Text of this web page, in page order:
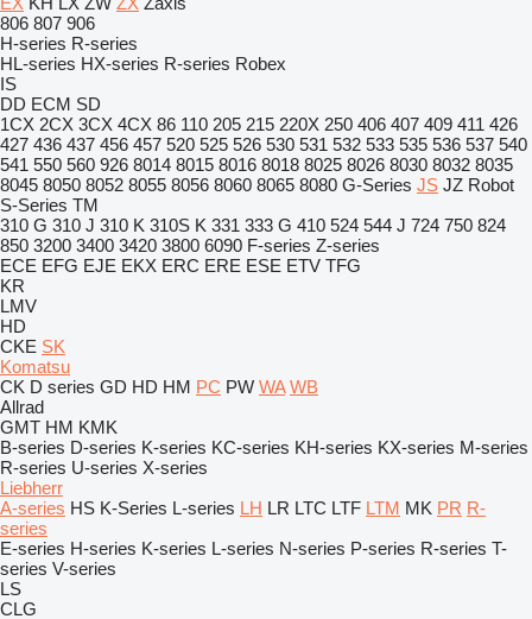
806 807 906
H-series R-series
HL-series HX-series R-series Robex
IS
DD ECM SD
1CX 2CX 3CX 4CX 86 110 205 215 220X 250 406 407 409 411 426
427 436 437 456 457 520 525 526 530 531 532 533 535 536 537 540
541 550 560 926 8014 8015 8016 8018 8025 8026 8030 8032 8035
8045 8050 8052 8055 8056 8060 8065 8080 G-Series JS JZ Robot
S-Series TM
310 G 310 J 310 K 310S K 331 333 G 410 524 544 J 724 750 824
850 3200 3400 3420 3800 6090 F-series Z-series
ECE EFG EJE EKX ERC ERE ESE ETV TFG
KR
LMV
HD
CKE SK
Komatsu
CK D series GD HD HM PC PW WA WB
Allrad
GMT HM KMK
B-series D-series K-series KC-series KH-series KX-series M-series
R-series U-series X-series
Liebherr
A-series HS K-Series L-series LH LR LTC LTF LTM MK PR R-
series
E-series H-series K-series L-series N-series P-series R-series T-
series V-series
LS
CLG